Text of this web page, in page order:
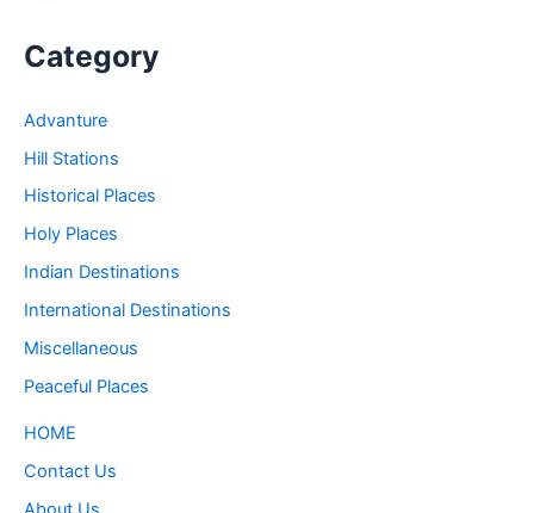
Category
Advanture
Hill Stations
Historical Places
Holy Places
Indian Destinations
International Destinations
Miscellaneous
Peaceful Places
HOME
Contact Us